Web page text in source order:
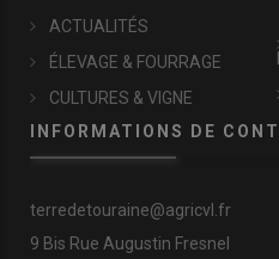
ACTUALITÉS
ÉLEVAGE & FOURRAGE
CULTURES & VIGNE
INFORMATIONS DE
terredetouraine@agricvl.fr
9 Bis Rue Augustin Fresnel